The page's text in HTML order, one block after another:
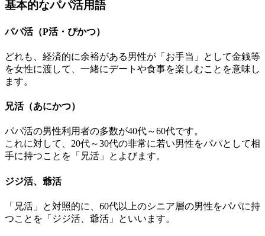
基本的なパパ活用語
パパ活（P活・ぴかつ）
どれも、経済的に余裕がある男性が「お手当」として金銭等
を女性に渡して、一緒にデートや食事を楽しむことを意味し
ます。
兄活（あにかつ）
パパ活の男性利用者の多数が40代～60代です。
これに対して、20代～30代の非常に若い男性をパパとして相
手に持つことを「兄活」とよびます。
ジジ活、爺活
「兄活」と対照的に、60代以上のシニア層の男性をパパに持
つことを「ジジ活、爺活」といいます。